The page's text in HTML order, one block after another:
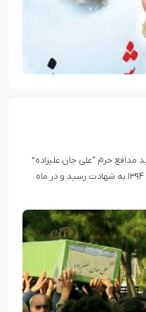
مدافع حرم “علی جان علیزاده”
از لشکر سر افراز فاطمیون که در ماه رجب ۱۳۹۴ به شهادت رسید و در ماه